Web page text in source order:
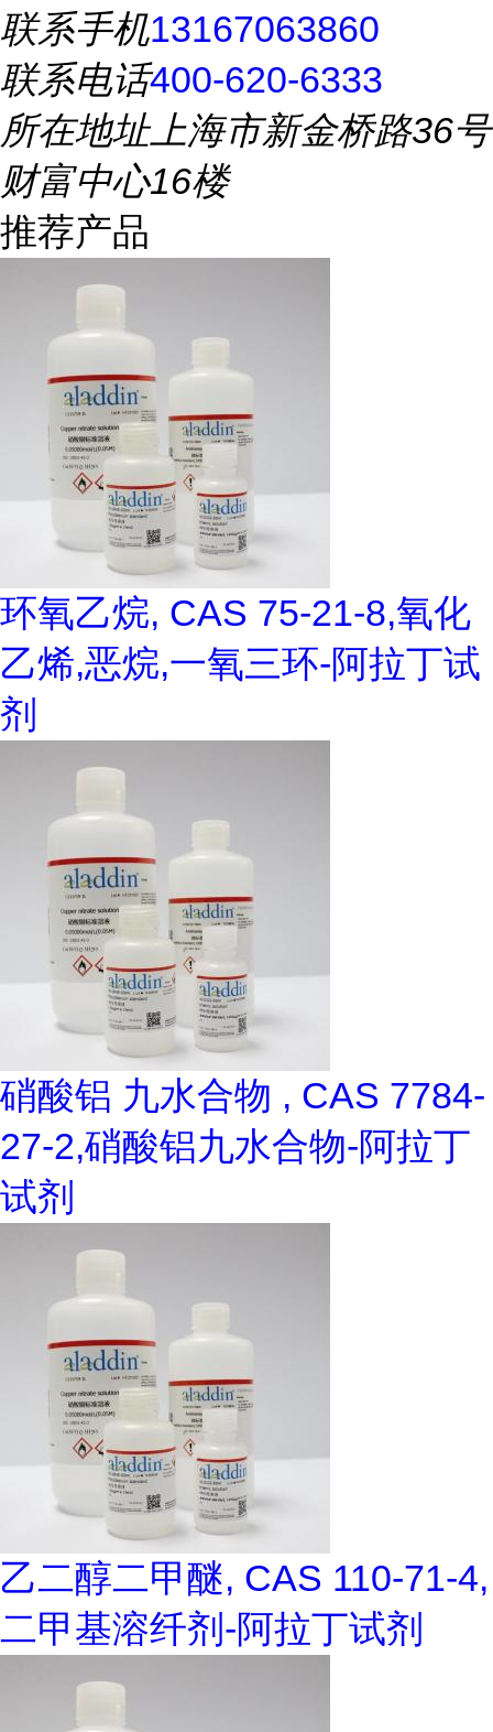
联系手机13167063860
联系电话400-620-6333
所在地址上海市新金桥路36号
财富中心16楼
推荐产品
环氧乙烷, CAS 75-21-8,氧化
乙烯,恶烷,一氧三环-阿拉丁试
剂
硝酸铝 九水合物 , CAS 7784-
27-2,硝酸铝九水合物-阿拉丁
试剂
乙二醇二甲醚, CAS 110-71-4,
二甲基溶纤剂-阿拉丁试剂